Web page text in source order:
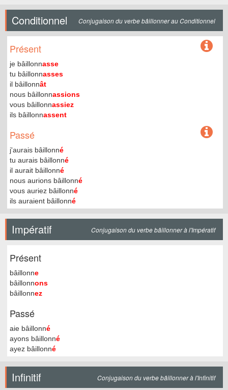
Conditionnel Conjugaison du verbe bâillonner au Conditionnel
Présent
je bâillonnasse
tu bâillonnasses
il bâillonnât
nous bâillonnassions
vous bâillonnassiez
ils bâillonnassent
Passé
j'aurais bâillonné
tu aurais bâillonné
il aurait bâillonné
nous aurions bâillonné
vous auriez bâillonné
ils auraient bâillonné
Impératif Conjugaison du verbe bâillonner à l'Impératif
Présent
bâillonne
bâillonnons
bâillonnez
Passé
aie bâillonné
ayons bâillonné
ayez bâillonné
Infinitif Conjugaison du verbe bâillonner à l'Infinitif